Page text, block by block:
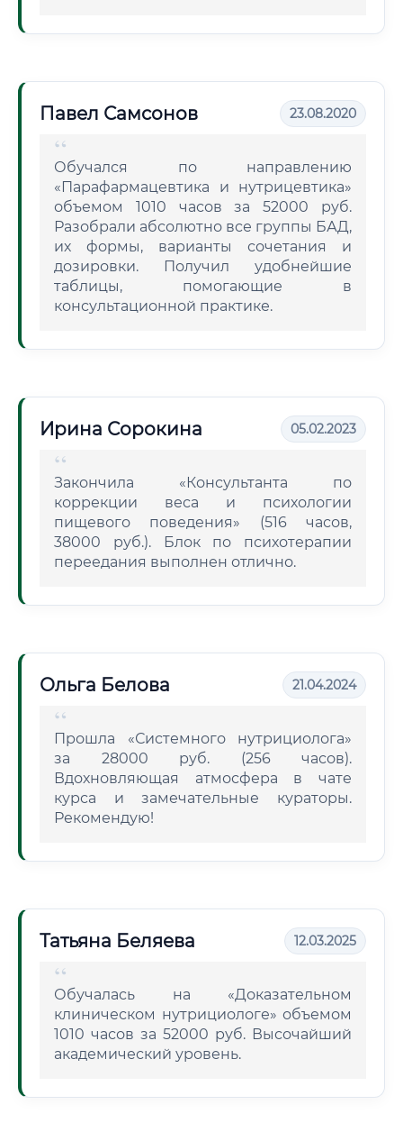
Павел Самсонов 23.08.2020
Обучался по направлению
«Парафармацевтика и нутрицевтика»
объемом 1010 часов за 52000 руб.
Разобрали абсолютно все группы БАД,
их формы, варианты сочетания и
дозировки. Получил удобнейшие
таблицы, помогающие в
консультационной практике.
Ирина Сорокина 05.02.2023
Закончила «Консультанта по
коррекции веса и психологии
пищевого поведения» (516 часов,
38000 руб.). Блок по психотерапии
переедания выполнен отлично.
Ольга Белова 21.04.2024
Прошла «Системного нутрициолога»
за 28000 руб. (256 часов).
Вдохновляющая атмосфера в чате
курса и замечательные кураторы.
Рекомендую!
Татьяна Беляева 12.03.2025
Обучалась на «Доказательном
клиническом нутрициологе» объемом
1010 часов за 52000 руб. Высочайший
академический уровень.